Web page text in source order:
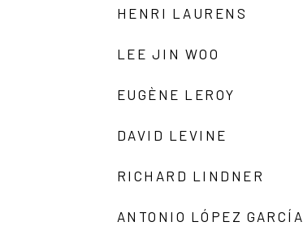
HENRI LAURENS
LEE JIN WOO
EUGÈNE LEROY
DAVID LEVINE
RICHARD LINDNER
ANTONIO LÓPEZ GARCÍA